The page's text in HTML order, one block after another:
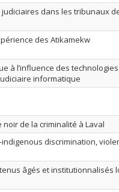
dans les tribunaux
des Atikamekw
à l’influence des
informatique
de la criminalité à Laval
discrimination,
âgés et institutionnalisés